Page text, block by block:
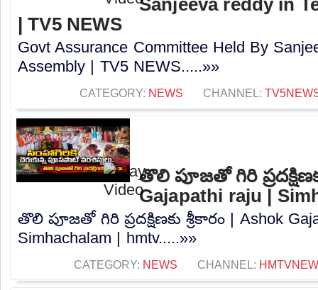
Sanjeeva reddy in
| TV5 NEWS
Govt Assurance Committee Held By
Assembly | TV5 NEWS.....»»
CATEGORY: NEWS CHANNEL:
తొలి పూజతో గిరి
Gajapathi raju |
తొలి పూజతో గిరి ప్రదక్షిణకు శ్రీకారం | Ashok
Simhachalam | hmtv.....»»
CATEGORY: NEWS CHANNEL: